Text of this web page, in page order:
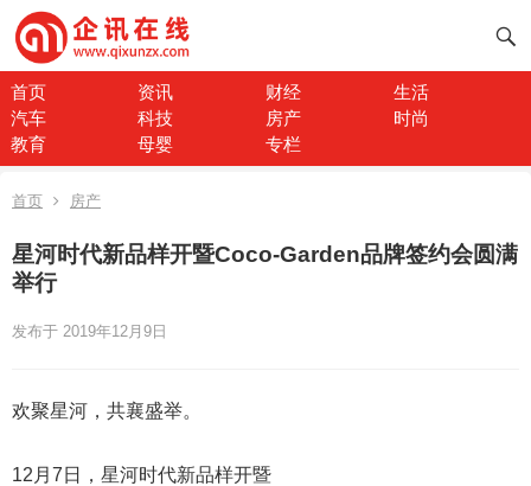
首页 资讯 财经
生活
汽车
科技 房产
时尚
教育
母婴 专栏
首页 房产
星河时代新品样开暨Coco-Garden品牌签约会圆满
举行
发布于 2019年12月9日
欢聚星河，共襄盛举。
12月7日，星河时代新品样开暨